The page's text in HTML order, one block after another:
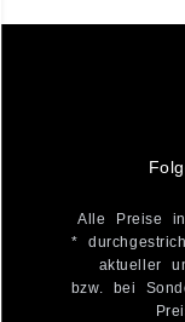
Alle Preise
*
aktueller
bzw. bei